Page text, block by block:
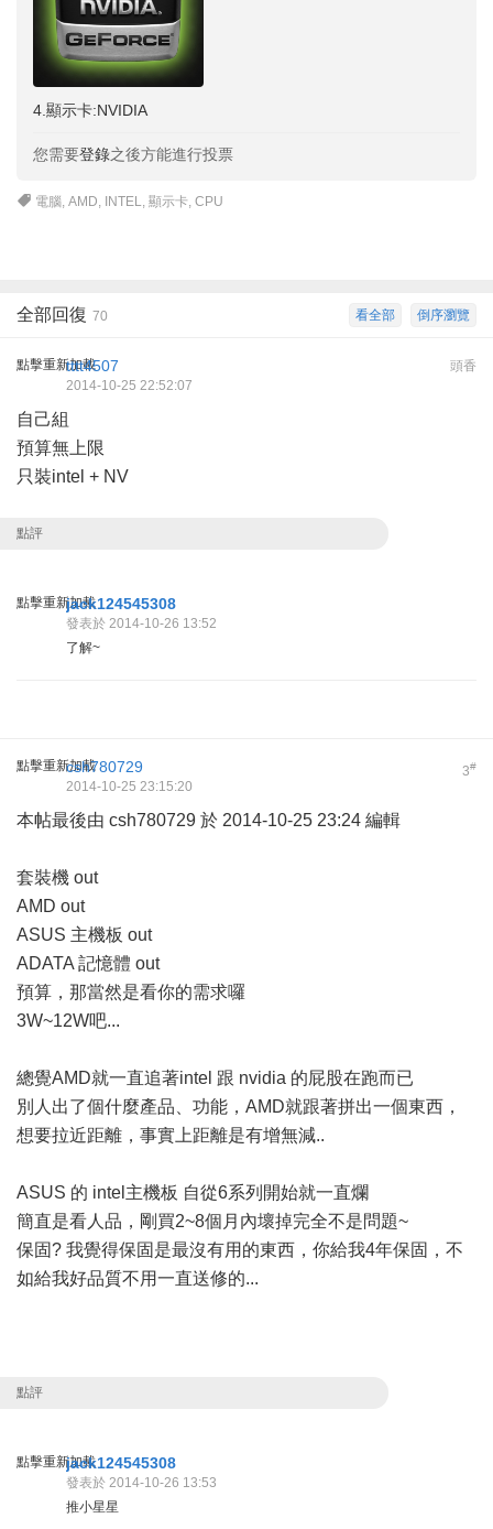
4.顯示卡:NVIDIA
您需要登錄之後方能進行投票
電腦,AMD, INTEL,顯示卡,CPU
倒序瀏覽
看全部
全部回復 70
點擊重新加載 頭香
tttt4507
2014-10-25 22:52:07
自己組
預算無上限
只裝intel + NV
點評
點擊重新加載jack124545308
發表於 2014-10-26 13:52
了解~
點擊重新加載 3#
csh780729
2014-10-25 23:15:20
本帖最後由 csh780729 於 2014-10-25 23:24 編輯
套裝機 out
AMD out
ASUS 主機板 out
ADATA 記憶體 out
預算，那當然是看你的需求囉
3W~12W吧...
總覺AMD就一直追著intel 跟 nvidia 的屁股在跑而已
別人出了個什麼產品、功能，AMD就跟著拼出一個東西，
想要拉近距離，事實上距離是有增無減..
ASUS 的 intel主機板 自從6系列開始就一直爛
簡直是看人品，剛買2~8個月內壞掉完全不是問題~
保固? 我覺得保固是最沒有用的東西，你給我4年保固，不
如給我好品質不用一直送修的...
點評
點擊重新加載jack124545308
發表於 2014-10-26 13:53
推小星星